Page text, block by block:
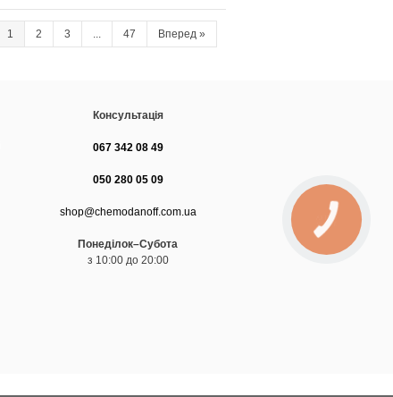
1 2 3 47 Вперед »
Консультація
067 342 08 49
050 280 05 09
shop@chemodanoff.com.ua
Понеділок–Субота
з 10:00 до 20:00